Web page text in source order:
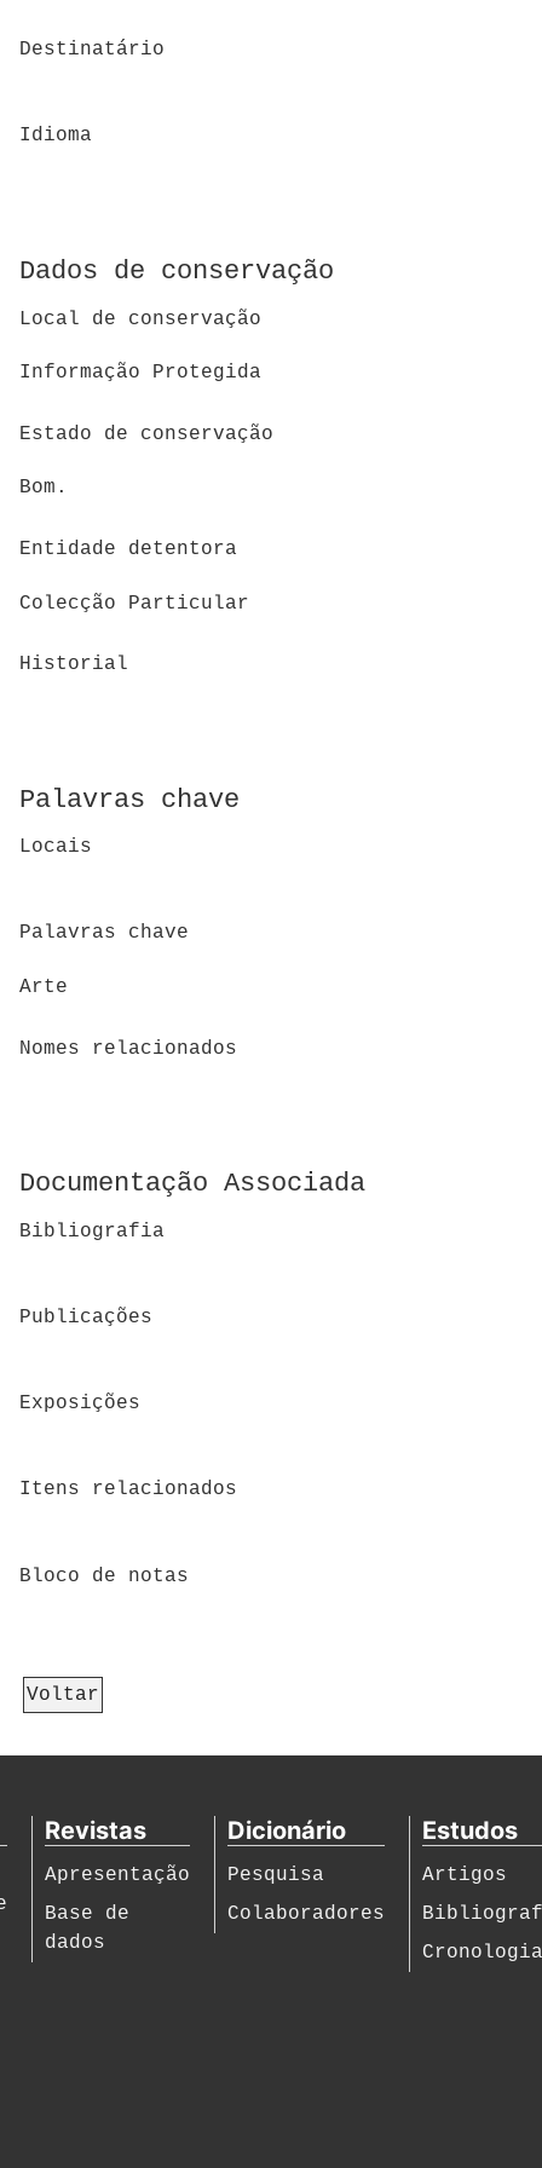
Destinatário
Idioma
Dados de conservação
Local de conservação
Informação Protegida
Estado de conservação
Bom.
Entidade detentora
Colecção Particular
Historial
Palavras chave
Locais
Palavras chave
Arte
Nomes relacionados
Documentação Associada
Bibliografia
Publicações
Exposições
Itens relacionados
Bloco de notas
Voltar
Revistas
Apresentação
Base de
dados
Dicionário
Pesquisa
Colaboradores
Estudos
Artigos